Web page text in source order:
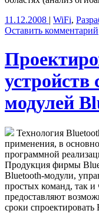
11.12.2008 | WiFi,
Оставить комментарий
устройств
модулей
Технология
применения, в
программной
Продукция фирмы
Bluetooth-модули,
простых команд, так
предоставляют
сроки спроектировать